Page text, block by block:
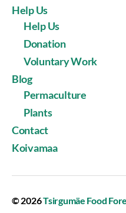
Help Us
Help Us
Donation
Voluntary Work
Blog
Permaculture
Plants
Contact
Koivamaa
© 2026Tsirgumäe Food